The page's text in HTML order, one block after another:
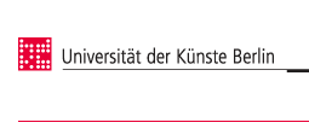
Universität der Künste Berlin